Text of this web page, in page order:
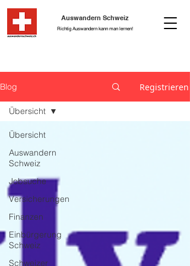
Richtig Auswandern kann man lernen!
Auswandern Schweiz
Blog Registrieren
Übersicht
Auswandern
Schweiz
Jobsuche
Versicherungen
Finanzen
Einbürgerung
Schweiz
Schweizer
Übersicht